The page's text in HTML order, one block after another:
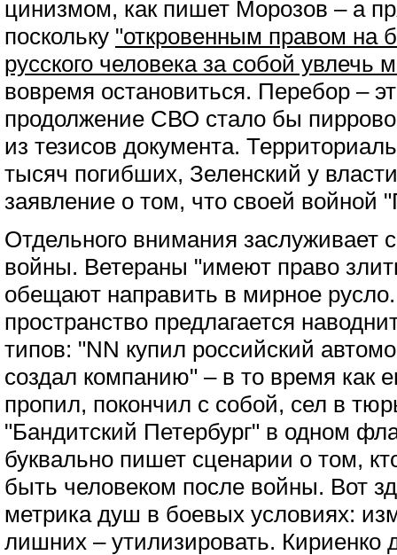
цинизмом, как пишет Морозов – а
поскольку "откровенным правом на
русского человека за собой увлечь
вовремя остановиться. Перебор –
продолжение СВО стало бы
из тезисов документа.
тысяч погибших, Зеленский у
заявление о том, что своей войной
Отдельного внимания заслуживает
войны. Ветераны "имеют право
обещают направить в мирное
пространство предлагается
типов: "NN купил российский
создал компанию" – в то время как
пропил, покончил с собой, сел в
"Бандитский Петербург" в одном
буквально пишет сценарии о том,
быть человеком после войны. Вот
метрика душ в боевых условиях:
лишних – утилизировать. Кириенко